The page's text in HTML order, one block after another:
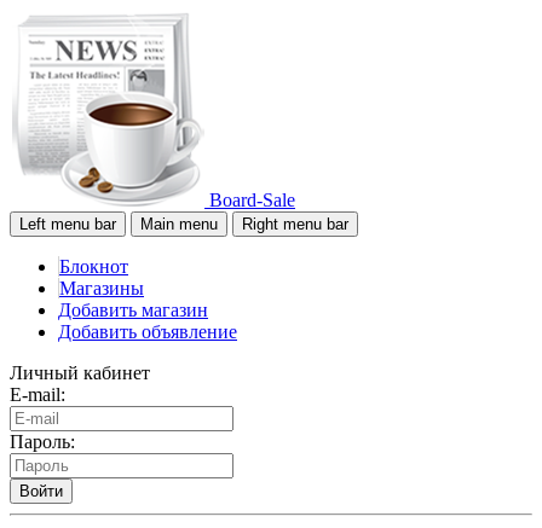
Board-Sale
Left menu bar Main menu Right menu bar
Блокнот
Магазины
Добавить магазин
Добавить объявление
Личный кабинет
E-mail:
Пароль:
Войти